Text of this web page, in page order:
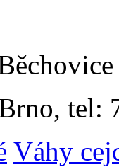
tel:
Váhy